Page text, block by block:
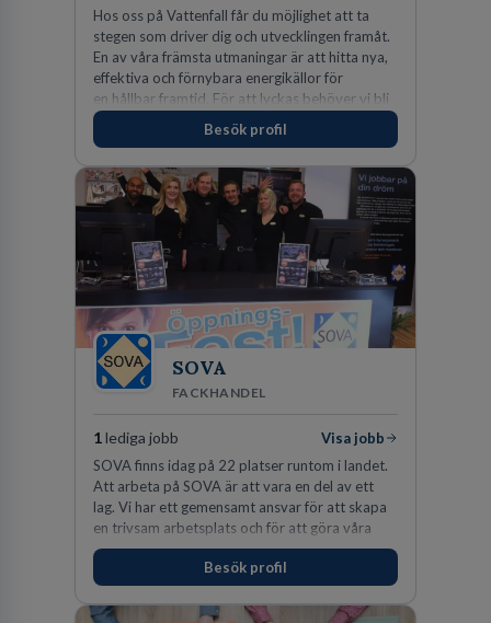
Hos oss på Vattenfall får du möjlighet att ta
stegen som driver dig och utvecklingen framåt.
En av våra främsta utmaningar är att hitta nya,
effektiva och förnybara energikällor för
en hållbar framtid. För att lyckas behöver vi bli
fler medarbetare som vill göra skillnad.
Besök profil
SOVA
FACKHANDEL
1lediga jobb
Visa jobb
SOVA finns idag på 22 platser runtom i landet.
Att arbeta på SOVA är att vara en del av ett
lag. Vi har ett gemensamt ansvar för att skapa
en trivsam arbetsplats och för att göra våra
kunder nöjda. Som medarbetare hos oss
förväntas du visa engagemang, öppenhet,
ansvar och respekt.
Besök profil